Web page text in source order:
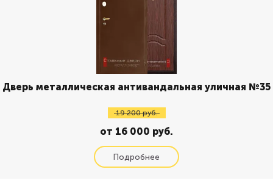
Дверь металлическая антивандальная уличная №35
19 200 руб.
от 16 000 руб.